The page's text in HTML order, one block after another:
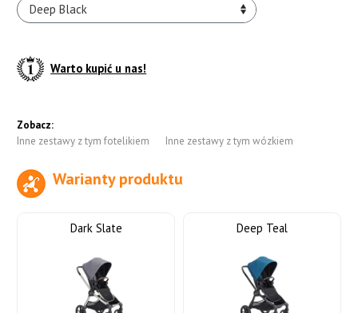
Deep Black
Warto kupić u nas!
Zobacz:
Inne zestawy z tym fotelikiem
Inne zestawy z tym wózkiem
do koszyka
Warianty produktu
Dark Slate Deep Teal